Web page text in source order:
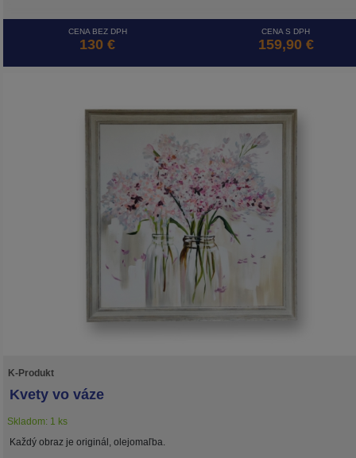
CENA BEZ DPH
130 €
CENA S DPH
159,90 €
K-Produkt
Kvety vo váze
Skladom: 1 ks
Každý obraz je originál, olejomaľba.